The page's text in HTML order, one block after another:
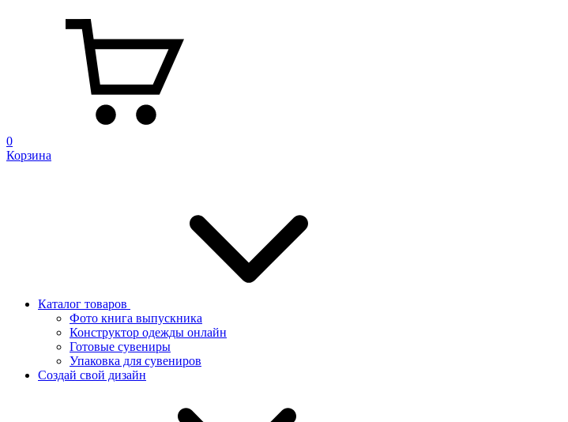
0
Корзина
Каталог товаров
Фото книга выпускника
Конструктор одежды онлайн
Готовые сувениры
Упаковка для сувениров
Создай свой дизайн